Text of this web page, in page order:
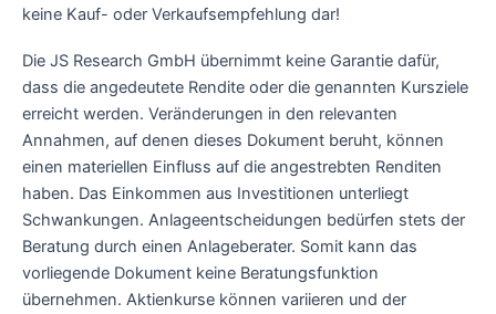
keine Kauf- oder Verkaufsempfehlung dar!
Die JS Research GmbH übernimmt keine Garantie dafür,
dass die angedeutete Rendite oder die genannten Kursziele
erreicht werden. Veränderungen in den relevanten
Annahmen, auf denen dieses Dokument beruht, können
einen materiellen Einfluss auf die angestrebten Renditen
haben. Das Einkommen aus Investitionen unterliegt
Schwankungen. Anlageentscheidungen bedürfen stets der
Beratung durch einen Anlageberater. Somit kann das
vorliegende Dokument keine Beratungsfunktion
übernehmen. Aktienkurse können variieren und der